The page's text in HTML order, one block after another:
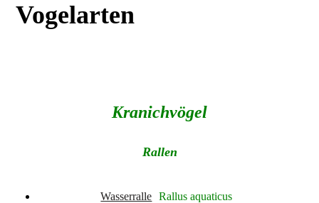
Vogelarten
Kranichvögel
Rallen
Wasserralle Rallus aquaticus